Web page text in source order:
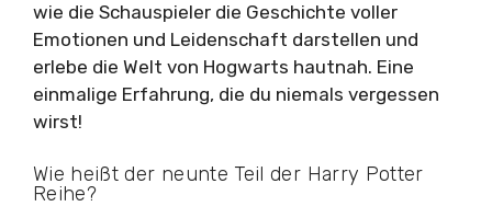
wie die Schauspieler die Geschichte voller
Emotionen und Leidenschaft darstellen und
erlebe die Welt von Hogwarts hautnah. Eine
einmalige Erfahrung, die du niemals vergessen
wirst!
Wie heißt der neunte Teil der Harry Potter
Reihe?